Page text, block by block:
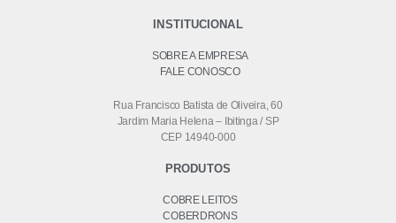
INSTITUCIONAL
SOBRE A EMPRESA
FALE CONOSCO
Rua Francisco Batista de Oliveira, 60
Jardim Maria Helena – Ibitinga / SP
CEP 14940-000
PRODUTOS
COBRE LEITOS
COBERDRONS